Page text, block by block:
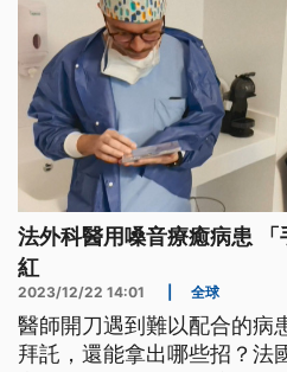
法外科醫用嗓音療癒病患
紅
2023/12/22 14:01 全球
醫師開刀遇到難以配合的病
拜託，還能拿出哪些招？法